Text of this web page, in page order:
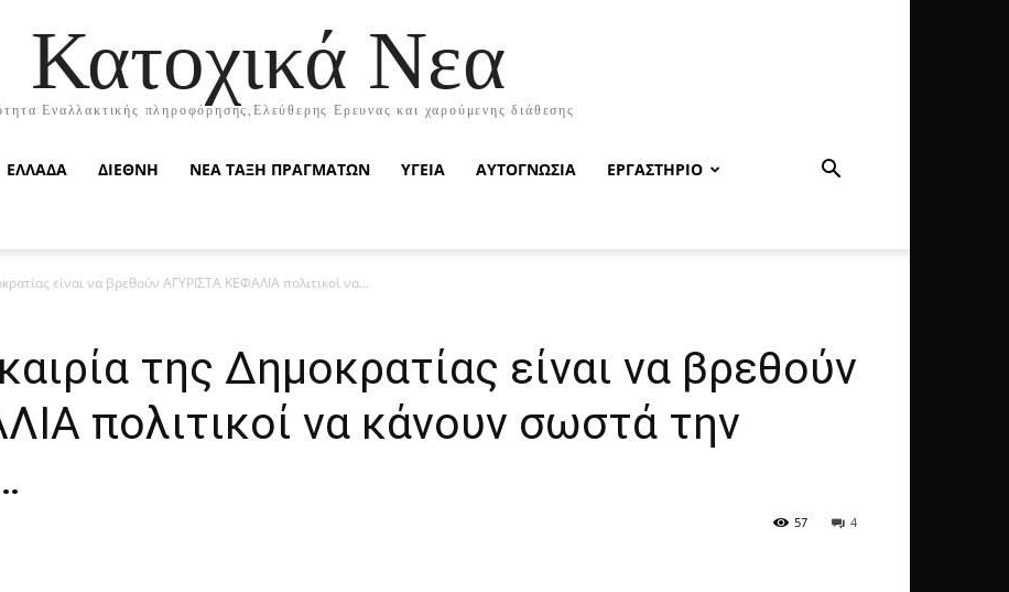
Κατοχικά Νεα
Εναλλακτικής πληροφόρησης,Ελεύθερης Ερευνας και χαρούμενης διάθεσης
ΕΛΛΑΔΑ ΔΙΕΘΝΗ ΝΕΑ ΤΑΞΗ ΠΡΑΓΜΑΤΩΝ ΥΓΕΙΑ ΑΥΤΟΓΝΩΣΙΑ ΕΡΓΑΣΤΗΡΙΟ
είναι να βρεθούν ΑΓΥΡΙΣΤΑ ΚΕΦΑΛΙΑ πολιτικοί να...
της Δημοκρατίας είναι να βρεθούν
πολιτικοί να κάνουν σωστά την
4
57